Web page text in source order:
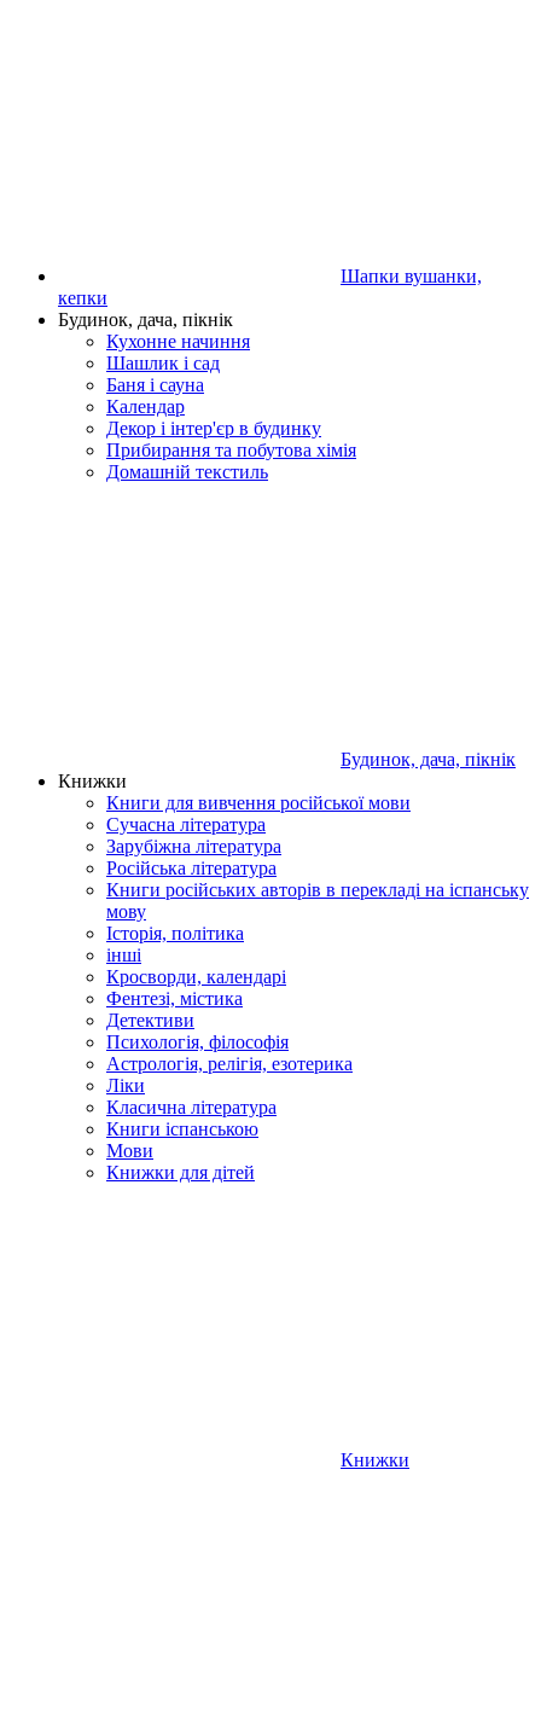
Шапки вушанки,
кепки
Будинок, дача, пікнік
Кухонне начиння
Шашлик і сад
Баня і сауна
Календар
Декор і інтер'єр в будинку
Прибирання та побутова хімія
Домашній текстиль
Будинок, дача, пікнік
Книжки
Книги для вивчення російської мови
Сучасна література
Зарубіжна література
Російська література
Книги російських авторів в перекладі на іспанську
мову
Історія, політика
інші
Кросворди, календарі
Фентезі, містика
Детективи
Психологія, філософія
Астрологія, релігія, езотерика
Ліки
Класична література
Книги іспанською
Мови
Книжки для дітей
Книжки